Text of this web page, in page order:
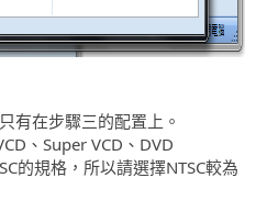
有在步驟三的配置上。
、Super VCD、DVD
的規格，所以請選擇NTSC較為